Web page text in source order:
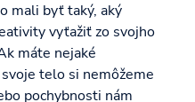
mali byť taký, aký
vyťažiť zo svojho
máte nejaké
telo si nemôžeme
pochybnosti nám